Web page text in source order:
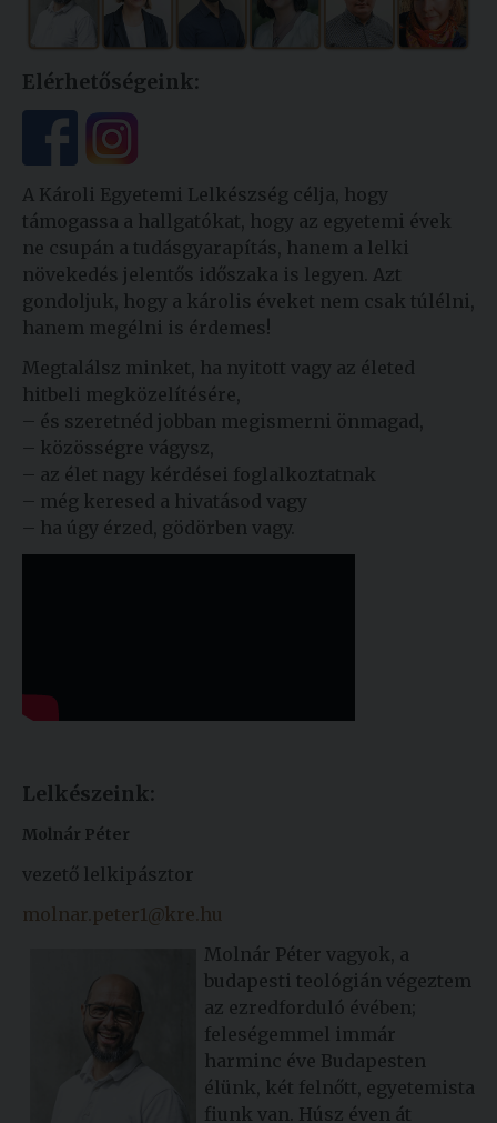
Szolgáltatásaink
Egyetemi
Lelkészség
Események
Sport
Elérhetőségeink:
A Károli Egyetemi Lelkészség célja, hogy
támogassa a hallgatókat, hogy az egyetemi évek
ne csupán a tudásgyarapítás, hanem a lelki
növekedés jelentős időszaka is legyen. Azt
gondoljuk, hogy a károlis éveket nem csak túlélni,
hanem megélni is érdemes!
Megtalálsz minket, ha nyitott vagy az életed
hitbeli megközelítésére,
– és szeretnéd jobban megismerni önmagad,
– közösségre vágysz,
– az élet nagy kérdései foglalkoztatnak
– még keresed a hivatásod vagy
– ha úgy érzed, gödörben vagy.
Lelkészeink:
Molnár Péter
vezető lelkipásztor
molnar.peter1@kre.hu
Molnár Péter vagyok, a
budapesti teológián végeztem
az ezredforduló évében;
feleségemmel immár
harminc éve Budapesten
élünk, két felnőtt, egyetemista
fiunk van. Húsz éven át